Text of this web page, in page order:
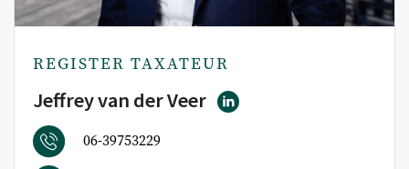
REGISTER TAXATEUR
Jeffrey van der Veer
06-39753229